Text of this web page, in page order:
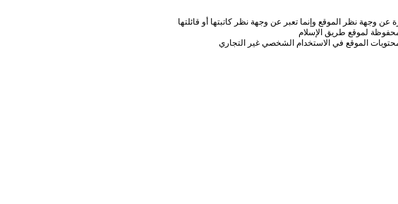
عن وجهة نظر الموقع وإنما تعبر عن وجهة نظر كاتبتها أو قائلتها
لموقع طريق الإسلام
الموقع في الاستخدام الشخصي غير التجاري